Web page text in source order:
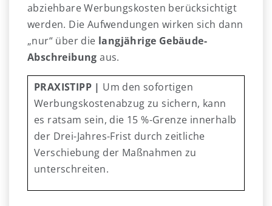
abziehbare Werbungskosten berücksichtigt
werden. Die Aufwendungen wirken sich dann
„nur“ über die langjährige Gebäude-
Abschreibung aus.
PRAXISTIPP | Um den sofortigen
Werbungskostenabzug zu sichern, kann
es ratsam sein, die 15 %-Grenze innerhalb
der Drei-Jahres-Frist durch zeitliche
Verschiebung der Maßnahmen zu
unterschreiten.